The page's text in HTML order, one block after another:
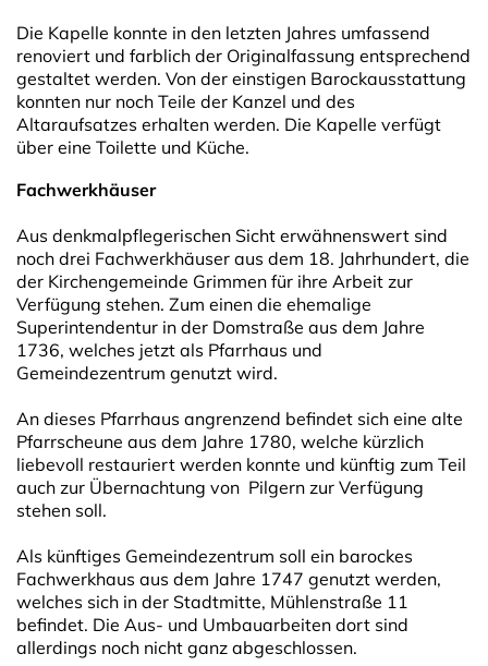
Die Kapelle konnte in den letzten Jahres umfassend
renoviert und farblich der Originalfassung entsprechend
gestaltet werden. Von der einstigen Barockausstattung
konnten nur noch Teile der Kanzel und des
Altaraufsatzes erhalten werden. Die Kapelle verfügt
über eine Toilette und Küche.
Fachwerkhäuser
Aus denkmalpflegerischen Sicht erwähnenswert sind
noch drei Fachwerkhäuser aus dem 18. Jahrhundert, die
der Kirchengemeinde Grimmen für ihre Arbeit zur
Verfügung stehen. Zum einen die ehemalige
Superintendentur in der Domstraße aus dem Jahre
1736, welches jetzt als Pfarrhaus und
Gemeindezentrum genutzt wird.
An dieses Pfarrhaus angrenzend befindet sich eine alte
Pfarrscheune aus dem Jahre 1780, welche kürzlich
liebevoll restauriert werden konnte und künftig zum Teil
auch zur Übernachtung von Pilgern zur Verfügung
stehen soll.
Als künftiges Gemeindezentrum soll ein barockes
Fachwerkhaus aus dem Jahre 1747 genutzt werden,
welches sich in der Stadtmitte, Mühlenstraße 11
befindet. Die Aus- und Umbauarbeiten dort sind
allerdings noch nicht ganz abgeschlossen.